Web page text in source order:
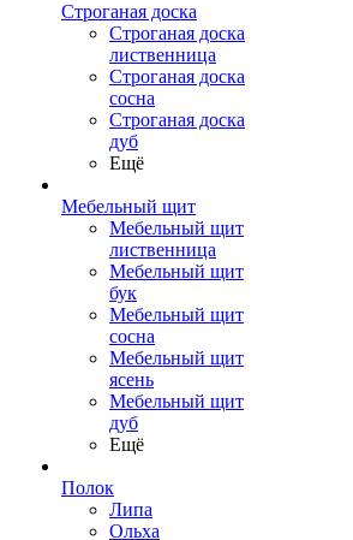
Строганая доска
Строганая доска
лиственница
Строганая доска
сосна
Строганая доска
дуб
Ещё
Мебельный щит
Мебельный щит
лиственница
Мебельный щит
бук
Мебельный щит
сосна
Мебельный щит
ясень
Мебельный щит
дуб
Ещё
Полок
Липа
Ольха